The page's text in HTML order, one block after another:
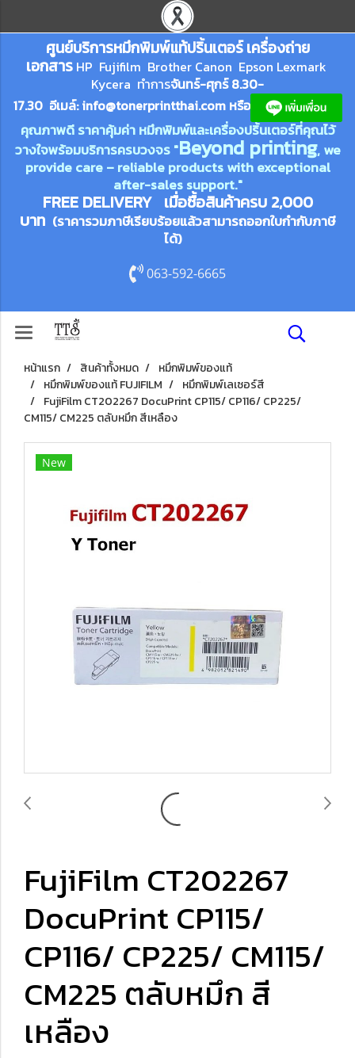
ศูนย์บริการหมึกพิมพ์แท้ปริ้นเตอร์ เครื่องถ่าย
เอกสาร HP Fujifilm Brother Canon Epson Lexmark
Kycera ทำการจันทร์-ศุกร์ 8.30-
17.30 อีเมล์:info@tonerprintthai.com หรือ
คุณภาพดี ราคาคุ้มค่า หมึกพิมพ์และเครื่องปริ้นเตอร์ที่คุณไว้
วางใจพร้อมบริการครบวงจร "Beyond printing, we
provide care – reliable products with exceptional
after-sales support."
FREE DELIVERY เมื่อซื้อสินค้าครบ 2,000
บาท (ราคารวมภาษีเรียบร้อยแล้วสามารถออกใบกำกับภาษี
ได้)
063-592-6665
หน้าแรก สินค้าทั้งหมด
หมึกพิมพ์ของแท้
หมึกพิมพ์ของแท้ FUJIFILM
หมึกพิมพ์เลเซอร์สี
FujiFilm CT202267 DocuPrint CP115/ CP116/ CP225/
CM115/ CM225 ตลับหมึก สีเหลือง
New
FujiFilm CT202267
DocuPrint CP115/
CP116/ CP225/ CM115/
CM225 ตลับหมึก สี
เหลือง